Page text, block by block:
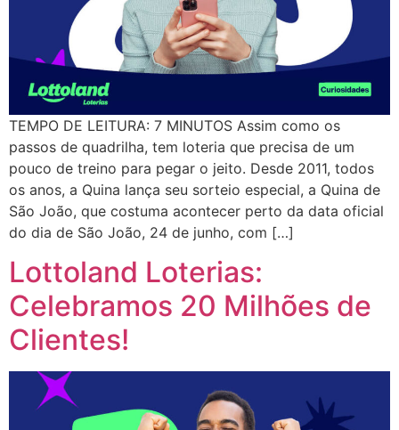
TEMPO DE LEITURA: 7 MINUTOS Assim como os
passos de quadrilha, tem loteria que precisa de um
pouco de treino para pegar o jeito. Desde 2011, todos
os anos, a Quina lança seu sorteio especial, a Quina de
São João, que costuma acontecer perto da data oficial
do dia de São João, 24 de junho, com […]
Lottoland Loterias:
Celebramos 20 Milhões de
Clientes!